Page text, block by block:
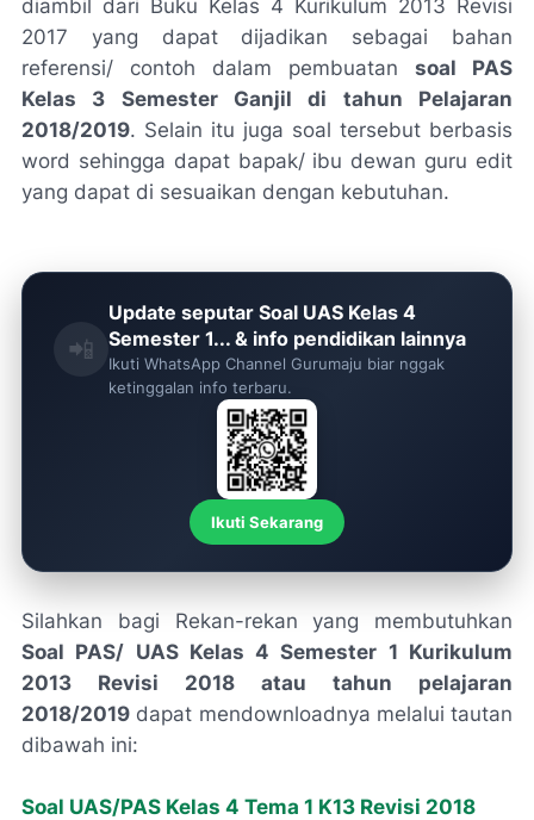
diambil dari Buku Kelas 4 Kurikulum 2013 Revisi
2017 yang dapat dijadikan sebagai bahan
referensi/ contoh dalam pembuatan soal PAS
Kelas 3 Semester Ganjil di tahun Pelajaran
2018/2019. Selain itu juga soal tersebut berbasis
word sehingga dapat bapak/ ibu dewan guru edit
yang dapat di sesuaikan dengan kebutuhan.
📲
Update seputar Soal UAS Kelas 4
Semester 1... & info pendidikan lainnya
Ikuti WhatsApp Channel Gurumaju biar nggak
ketinggalan info terbaru.
Ikuti Sekarang
Silahkan bagi Rekan-rekan yang membutuhkan
Soal PAS/ UAS Kelas 4 Semester 1 Kurikulum
2013 Revisi 2018 atau tahun pelajaran
2018/2019 dapat mendownloadnya melalui tautan
dibawah ini:
Soal UAS/PAS Kelas 4 Tema 1 K13 Revisi 2018